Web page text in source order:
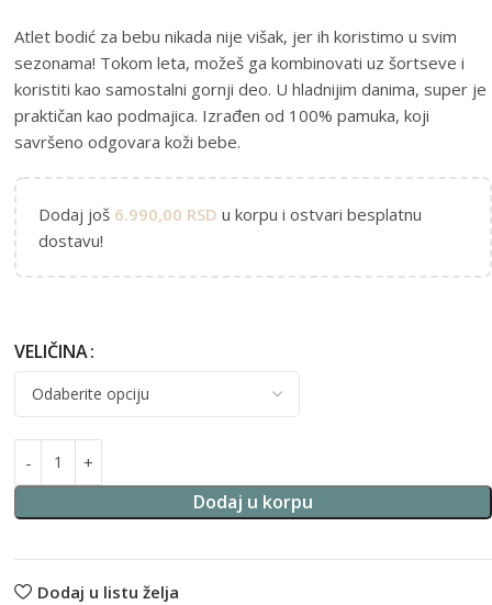
Atlet bodić za bebu nikada nije višak, jer ih koristimo u svim
sezonama! Tokom leta, možeš ga kombinovati uz šortseve i
koristiti kao samostalni gornji deo. U hladnijim danima, super je
praktičan kao podmajica. Izrađen od 100% pamuka, koji
savršeno odgovara koži bebe.
Dodaj još 6.990,00 RSD u korpu i ostvari besplatnu
dostavu!
VELIČINA
Dodaj u korpu
Alternative:
Dodaj u listu želja